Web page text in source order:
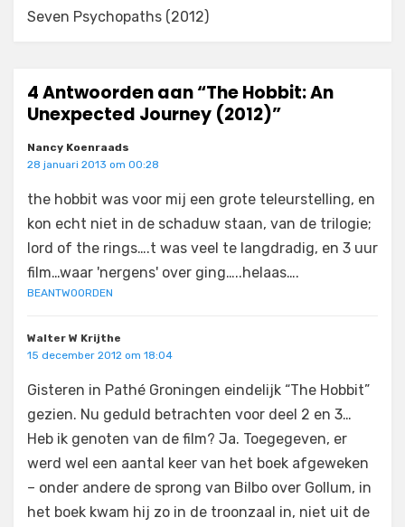
Seven Psychopaths (2012)
4 Antwoorden aan “The Hobbit: An
Unexpected Journey (2012)”
Nancy Koenraads
28 januari 2013 om 00:28
the hobbit was voor mij een grote teleurstelling, en
kon echt niet in de schaduw staan, van de trilogie;
lord of the rings….t was veel te langdradig, en 3 uur
film…waar 'nergens' over ging…..helaas….
BEANTWOORDEN
Walter W Krijthe
15 december 2012 om 18:04
Gisteren in Pathé Groningen eindelijk “The Hobbit”
gezien. Nu geduld betrachten voor deel 2 en 3…
Heb ik genoten van de film? Ja. Toegegeven, er
werd wel een aantal keer van het boek afgeweken
– onder andere de sprong van Bilbo over Gollum, in
het boek kwam hij zo in de troonzaal in, niet uit de